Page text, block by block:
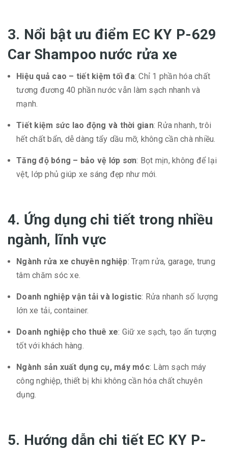
3. Nổi bật ưu điểm EC KY P-629
Car Shampoo nước rửa xe
Hiệu quả cao – tiết kiệm tối đa: Chỉ 1 phần hóa chất
tương đương 40 phần nước vẫn làm sạch nhanh và
mạnh.
Tiết kiệm sức lao động và thời gian: Rửa nhanh, trôi
hết chất bẩn, dễ dàng tẩy dầu mỡ, không cần chà nhiều.
Tăng độ bóng – bảo vệ lớp sơn: Bọt mịn, không để lại
vệt, lớp phủ giúp xe sáng đẹp như mới.
4. Ứng dụng chi tiết trong nhiều
ngành, lĩnh vực
Ngành rửa xe chuyên nghiệp: Trạm rửa, garage, trung
tâm chăm sóc xe.
Doanh nghiệp vận tải và logistic: Rửa nhanh số lượng
lớn xe tải, container.
Doanh nghiệp cho thuê xe: Giữ xe sạch, tạo ấn tượng
tốt với khách hàng.
Ngành sản xuất dụng cụ, máy móc: Làm sạch máy
công nghiệp, thiết bị khi không cần hóa chất chuyên
dụng.
5. Hướng dẫn chi tiết EC KY P-